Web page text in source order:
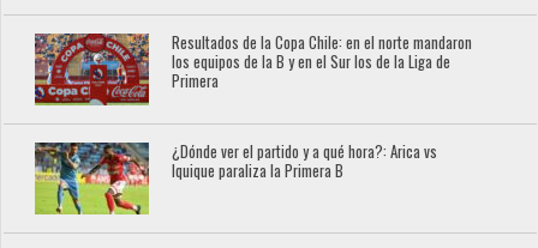
Resultados de la Copa Chile: en el norte mandaron
los equipos de la B y en el Sur los de la Liga de
Primera
¿Dónde ver el partido y a qué hora?: Arica vs
Iquique paraliza la Primera B